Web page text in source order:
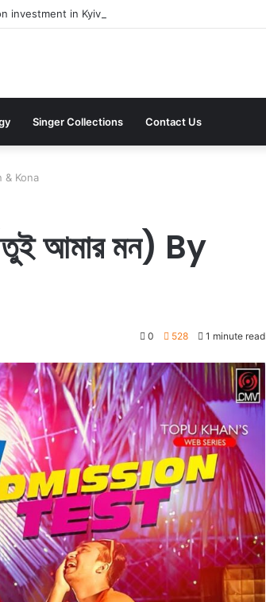
investment in Kyiv’s landmark properties
Singer Collections Contact Us
& Kona
আমার মন) By
0 528 1 minute read